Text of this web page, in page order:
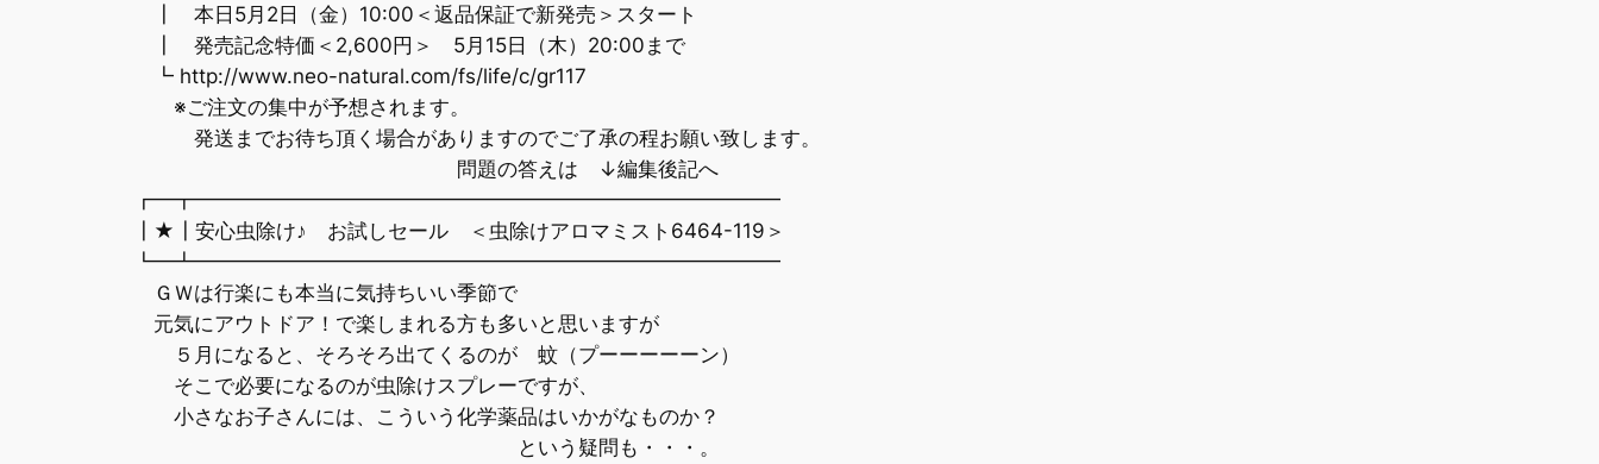
┃ 本日5月2日（金）10:00＜返品保証で新発売＞スタート
┃ 発売記念特価＜2,600円＞ 5月15日（木）20:00まで
┗ http://www.neo-natural.com/fs/life/c/gr117
※ご注文の集中が予想されます。
発送までお待ち頂く場合がありますのでご了承の程お願い致します。
問題の答えは ↓編集後記へ
┏━┳━━━━━━━━━━━━━━━━━━━━━━━━━━━━━
┃★┃安心虫除け♪ お試しセール ＜虫除けアロマミスト6464-119＞
┗━┻━━━━━━━━━━━━━━━━━━━━━━━━━━━━━
ＧＷは行楽にも本当に気持ちいい季節で
元気にアウトドア！で楽しまれる方も多いと思いますが
５月になると、そろそろ出てくるのが 蚊（プーーーーーン）
そこで必要になるのが虫除けスプレーですが、
小さなお子さんには、こういう化学薬品はいかがなものか？
という疑問も・・・。